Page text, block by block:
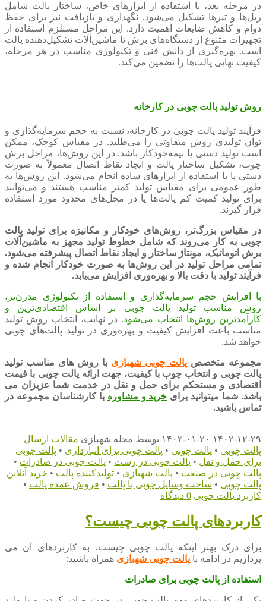
در مرحله بعد، با استفاده از ابزارهای خاص، ساختار پالت شامل
ریل‌ها و تیرها تشکیل می‌شود. نگهداری و بازیافت نیز برای حفظ
دوام و کاهش ضایعات اهمیت دارد. این مراحل مستلزم استفاده از
تجهیزات متنوع از دستگاه‌های برش تا ماشین‌آلات تشکیل‌دهنده پالت
است. بهره‌گیری از دانش فنی و تکنولوژی مناسب در هر مرحله،
کیفیت نهایی پالت‌ها را تضمین می‌کند.
روش تولید پالت چوبی در کارخانه
فرآیند تولید پالت چوبی در کارخانه، نسبت به حجم سرمایه‌گذاری و
توان تولیدی روش متفاوتی را می‌طلبد. در مقیاس کوچک، ممکن
است تولید دستی یا نیمه‌خودکار باشد. در این روش‌ها، مراحل برش
چوب، تشکیل ساختار پالت و ایجاد نقاط اتصال معمولاً به صورت
دستی یا با استفاده از ابزارهای ساده انجام می‌شود. این روش‌ها به
‌طور عمومی برای مقیاس تولید کمتر مناسب هستند و می‌توانند
برای تولید کمیت کم پالت‌ها یا در محل‌های محدود مورد استفاده
قرار گیرند.
در مقیاس بزرگ‌تر، روش‌های خودکار و مکانیزه برای تولید پالت
چوبی به کار می‌روند که شامل خطوط تولید مجهز به ماشین‌آلات
برش اتوماتیک، مونتاژ ساختار و ایجاد نقاط اتصال پیشرفته می‌شود.
تمامی مراحل تولید در این روش‌ها به صورت خودکار انجام شده و
فرآیند تولید با دقت بالا و بهره‌وری افزایش می‌یابد.
با افزایش حجم سرمایه‌گذاری و استفاده از تکنولوژی مدرن‌تر،
روش مناسب تولید پالت چوبی بر اساس اقتصادی‌ترین و
کارآمدترین روش‌ها انتخاب می‌شود. در نهایت، انتخاب روش تولید
مناسب باعث افزایش کیفیت و بهره‌وری در تولید پالت‌های چوبی
خواهد شد.
مجموعه متخصص پالت چوبی شهبازی با روش های مناسب تولید
پالت چوبی و انتخاب چوب با کیفیت، جهت ارائه پالت چوبی با قیمت
اقتصادی و مستحکم برای حمل و نقل در خدمت شما عزیزان می
باشد. شما میتوانید برای خرید و مشاوره با کارشناسان مجموعه در
تماس باشید.
۱۴۰۲-۱۲-۲۹ ۱۴۰۳-۰۱-۲۰ توسط مجله شهبازی مقالات ارسال
پالت چوبی • پالت چوبی • پالت چوبی برای انبارداری • پالت چوبی
برای حمل و نقل • پالت چوبی در رشت • پالت چوبی در صادرات •
پالت چوبی در صنعت • پالت شهبازی • تولیدکننده پالت • خرید آنلاین
پالت چوبی • ساخت وسایل چوبی با پالت • فروش عمده پالت •
کاربرد پالت چوبی 0 دیدگاه
کاربردهای پالت چوبی چیست؟
برای درک بهتر اینکه پالت چوبی چیست، به کاربردهای آن می
پردازیم در ادامه با پالت چوبی شهبازی همراه باشید:
استفاده از پالت چوبی برای صادرات